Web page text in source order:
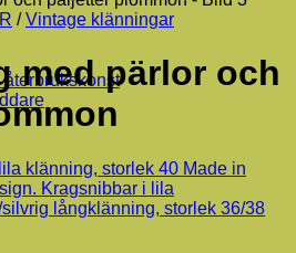
/ Vintage klänningar
med pärlor och